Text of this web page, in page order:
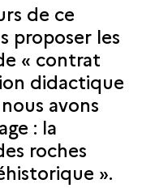
de ce
proposer les
« contrat
didactique
avons
: la
roches
».